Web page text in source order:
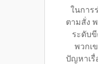
ในการ
ตามสั่ง
ระดับ
พวกเ
ปัญหาเรื่